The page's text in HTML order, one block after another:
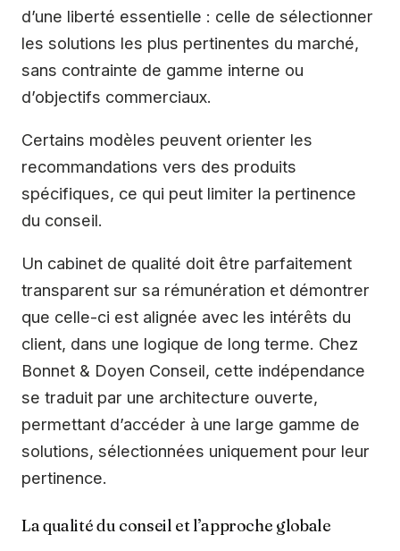
d’une liberté essentielle : celle de sélectionner
les solutions les plus pertinentes du marché,
sans contrainte de gamme interne ou
d’objectifs commerciaux.
Certains modèles peuvent orienter les
recommandations vers des produits
spécifiques, ce qui peut limiter la pertinence
du conseil.
Un cabinet de qualité doit être parfaitement
transparent sur sa rémunération et démontrer
que celle-ci est alignée avec les intérêts du
client, dans une logique de long terme. Chez
Bonnet & Doyen Conseil, cette indépendance
se traduit par une architecture ouverte,
permettant d’accéder à une large gamme de
solutions, sélectionnées uniquement pour leur
pertinence.
La qualité du conseil et l’approche globale